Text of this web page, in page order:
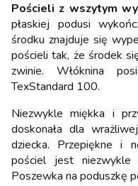
Pościeli z wszytym
płaskiej podusi
środku znajduje się
pościeli tak, że środek
zwinie. Włóknina
TexStandard 100.
Niezwykle miękka i
doskonała dla
dziecka. Przepiękne i
pościel jest niezwykle
Poszewka na poduszkę